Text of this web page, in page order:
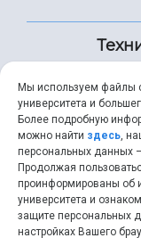
Мы используем файлы
университета и
Более подробную
можно найти здесь,
персональных данных –
Продолжая
проинформированы об
университета и
защите персональных
настройках Вашего